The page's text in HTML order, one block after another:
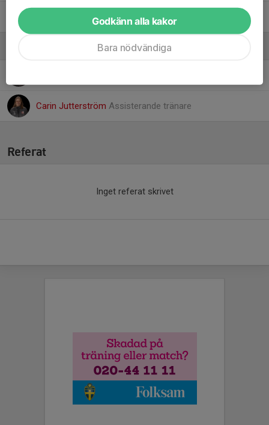
40. Meya Dåversjö
Carin Jutterström Assisterande tränare
Referat
Inget referat skrivet
Godkänn alla kakor
Bara nödvändiga